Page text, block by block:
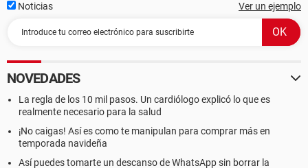
Noticias Ver un ejemplo
NOVEDADES
La regla de los 10 mil pasos. Un cardiólogo explicó lo que es
realmente necesario para la salud
¡No caigas! Así es como te manipulan para comprar más en
temporada navideña
Así puedes tomarte un descanso de WhatsApp sin borrar la